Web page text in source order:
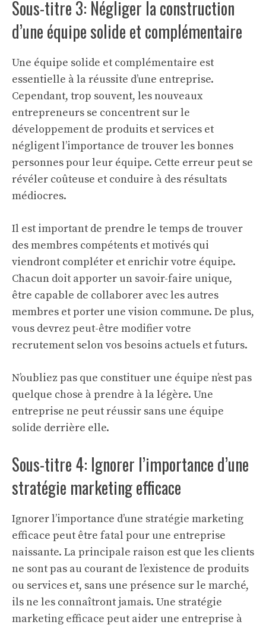
Sous-titre 3: Négliger la construction
d’une équipe solide et complémentaire
Une équipe solide et complémentaire est
essentielle à la réussite d’une entreprise.
Cependant, trop souvent, les nouveaux
entrepreneurs se concentrent sur le
développement de produits et services et
négligent l’importance de trouver les bonnes
personnes pour leur équipe. Cette erreur peut se
révéler coûteuse et conduire à des résultats
médiocres.
Il est important de prendre le temps de trouver
des membres compétents et motivés qui
viendront compléter et enrichir votre équipe.
Chacun doit apporter un savoir-faire unique,
être capable de collaborer avec les autres
membres et porter une vision commune. De plus,
vous devrez peut-être modifier votre
recrutement selon vos besoins actuels et futurs.
N’oubliez pas que constituer une équipe n’est pas
quelque chose à prendre à la légère. Une
entreprise ne peut réussir sans une équipe
solide derrière elle.
Sous-titre 4: Ignorer l’importance d’une
stratégie marketing efficace
Ignorer l’importance d’une stratégie marketing
efficace peut être fatal pour une entreprise
naissante. La principale raison est que les clients
ne sont pas au courant de l’existence de produits
ou services et, sans une présence sur le marché,
ils ne les connaîtront jamais. Une stratégie
marketing efficace peut aider une entreprise à